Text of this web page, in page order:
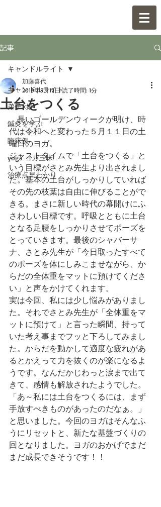
記事
キャンドルライト
弟子×娘
鍼灸を学ぶ
臨床例
yoga ヨガ三昧
治療点早わかり
キャンドルライト
土台をつくる
加藤喜代
2019年5月17日 読了時間: 1分
長いゴールデンウィークが明け、時
代は令和へと変わった５月１１日の土
曜日のヨガ。
ジャストタイムで「土台をつくる」と
いう目標がさとみ先生より出されまし
た。基本の土台がしっかりしていれば
その先の枝葉は自由に伸びることがで
きる。まさに新しい時代の幕開けにふ
さわしい目標です。呼吸とともに土台
となる足腰をしっかりさせてポーズを
とっていきます。最後のシャバーサ
ナ、さとみ先生が「今日取ったすべて
のポーズを体にしみこませながら、か
らだの全体重をマットに預けてくださ
い」と声をかけてくれます。
実は今回、私には少し悩みがありまし
た。それでさとみ先生が「全体重をマ
ットに預けて」と言った瞬間、持って
いた考え事までフッと下ろしてみまし
た。からだを動かして適度な疲れがあ
るとかえって力を抜くのが楽になるよ
うです。なんだかじわっと涙まで出て
きて、感情も解放されたようでした。
「あ～私には土台をつくるには、まず
手放すべきものがあったのだなぁ。」
と思いました。今回のヨガはそんなふ
うにリセットと、新たな基盤づくりの
回となりました。ヨガのおかげでまだ
まだ成長できそうです！！